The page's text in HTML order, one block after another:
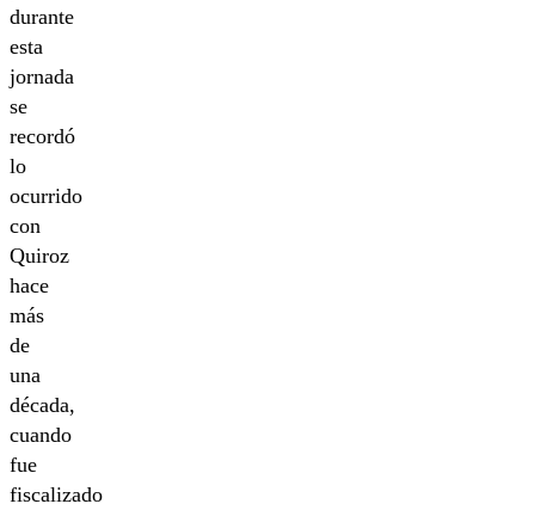
durante
esta
jornada
se
recordó
lo
ocurrido
con
Quiroz
hace
más
de
una
década,
cuando
fue
fiscalizado